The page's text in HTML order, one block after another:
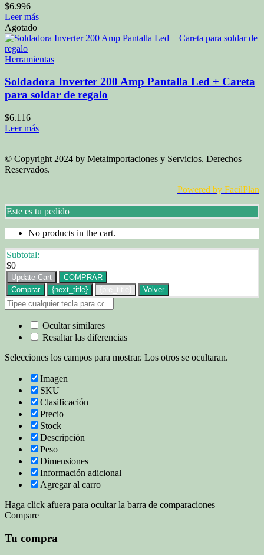
$6.996
Leer más
Agotado
Herramientas
Soldadora Inverter 200 Amp Pantalla Led + Careta
para soldar de regalo
$6.116
Leer más
© Copyright 2024 by Metaimportaciones y Servicios. Derechos
Reservados.
Powered by FacilPlan
Este es tu pedido
No products in the cart.
Subtotal:
$0
Update Cart
COMPRAR
Comprar
{next_title} {pre_title} Volver
Ocultar similares
Resaltar las diferencias
Selecciones los campos para mostrar. Los otros se ocultaran.
Imagen
SKU
Clasificación
Precio
Stock
Descripción
Peso
Dimensiones
Información adicional
Agregar al carro
Haga click afuera para ocultar la barra de comparaciones
Compare
Tu compra